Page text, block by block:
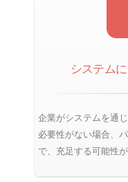
システム
企業がシステムを通
必要性がない場合、
で、充足する可能性が